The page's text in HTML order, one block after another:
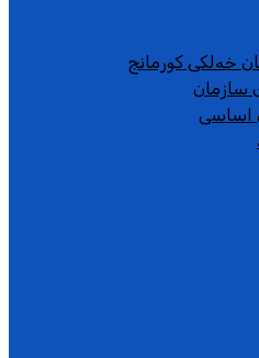
خەلکی کورمانج
سازمان
اساسی